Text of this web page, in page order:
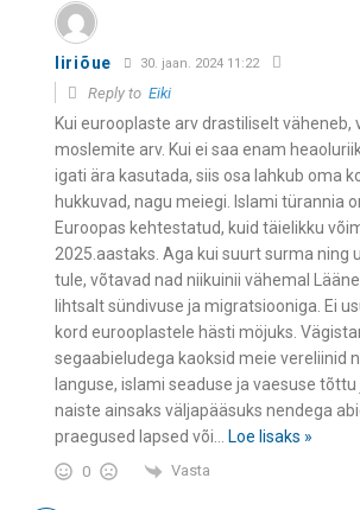
Iiriõue 30. jaan. 2024 11:22
Reply to Eiki
Kui eurooplaste arv drastiliselt väheneb,
moslemite arv. Kui ei saa enam
igati ära kasutada, siis osa lahkub oma
hukkuvad, nagu meiegi. Islami türannia
Euroopas kehtestatud, kuid täielikku
2025.aastaks. Aga kui suurt surma ning
tule, võtavad nad niikuinii vähemal
lihtsalt sündivuse ja migratsiooniga. Ei
kord eurooplastele hästi möjuks.
segaabieludega kaoksid meie vereliinid
languse, islami seaduse ja vaesuse
naiste ainsaks väljapääsuks nendega
praegused lapsed või… Loe lisaks »
0 Vasta